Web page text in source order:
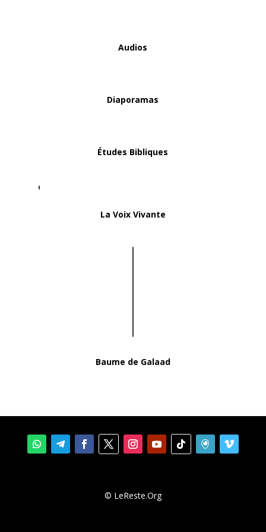
Audios
Diaporamas
Études Bibliques
La Voix Vivante
Baume de Galaad
© LeReste.Org